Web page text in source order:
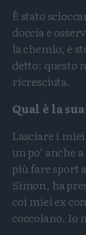
È stato
doccia e
la chemio, è
detto: questo
ricresciuta.
Qual è la
Lasciare i
un po’ anche
più fare sport
Simon, ha
coi miei ex
coccolano. Io